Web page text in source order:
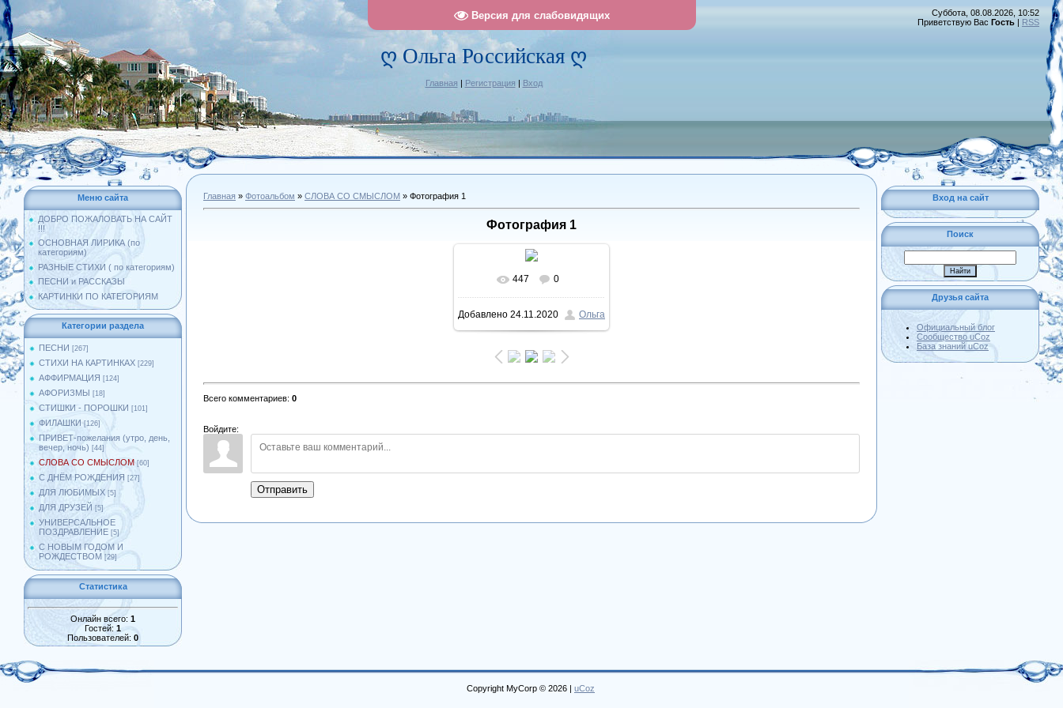
Версия для слабовидящих
ღ Ольга Российская ღ
Главная | Регистрация | Вход
Суббота, 08.08.2026, 10:52
Приветствую Вас Гость | RSS
Меню сайта
ДОБРО ПОЖАЛОВАТЬ НА САЙТ
!!!
ОСНОВНАЯ ЛИРИКА (по
категориям)
РАЗНЫЕ СТИХИ ( по категориям)
ПЕСНИ и РАССКАЗЫ
КАРТИНКИ ПО КАТЕГОРИЯМ
Категории раздела
ПЕСНИ [267]
СТИХИ НА КАРТИНКАХ [229]
АФФИРМАЦИЯ [124]
АФОРИЗМЫ [18]
СТИШКИ - ПОРОШКИ [101]
ФИЛАШКИ [126]
ПРИВЕТ-пожелания (утро, день,
вечер, ночь) [44]
СЛОВА СО СМЫСЛОМ [60]
С ДНЁМ РОЖДЕНИЯ [27]
ДЛЯ ЛЮБИМЫХ [5]
ДЛЯ ДРУЗЕЙ [5]
УНИВЕРСАЛЬНОЕ
ПОЗДРАВЛЕНИЕ [5]
С НОВЫМ ГОДОМ И
РОЖДЕСТВОМ [29]
Статистика
Онлайн всего: 1
Гостей: 1
Пользователей: 0
Главная » Фотоальбом » СЛОВА СО СМЫСЛОМ » Фотография 1
Фотография 1
В реальном размере
1120x1030/ 421.5Kb
447 0
Добавлено 24.11.2020 Ольга
Всего комментариев: 0
Войдите:
Отправить
Вход на сайт
Поиск
Друзья сайта
Официальный блог
Сообщество uCoz
База знаний uCoz
Copyright MyCorp © 2026 | uCoz